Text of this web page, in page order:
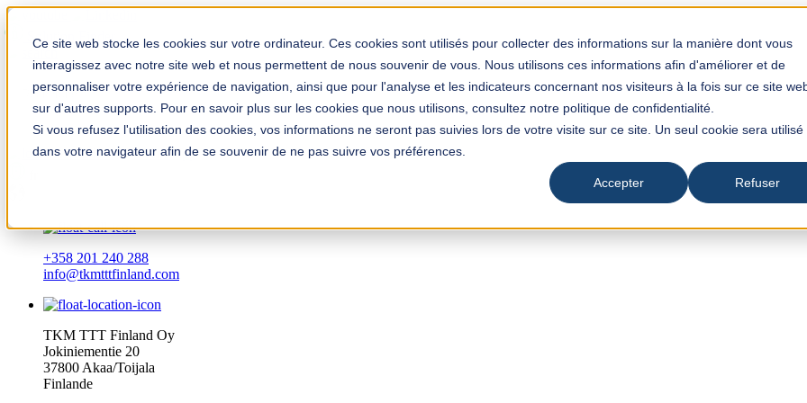
Ce site web stocke les cookies sur votre ordinateur. Ces cookies sont utilisés pour collecter des informations sur la manière dont vous
interagissez avec notre site web et nous permettent de nous souvenir de vous. Nous utilisons ces informations afin d'améliorer et de
personnaliser votre expérience de navigation, ainsi que pour l'analyse et les indicateurs concernant nos visiteurs à la fois sur ce site
sur d'autres supports. Pour en savoir plus sur les cookies que nous utilisons, consultez notre politique de confidentialité.
Si vous refusez l'utilisation des cookies, vos informations ne seront pas suivies lors de votre visite sur ce site. Un seul cookie sera utilisé
dans votre navigateur afin de se souvenir de ne pas suivre vos préférences.
Accepter Refuser
Solution Finder
TKM App
+358 201 240 288
info@tkmtttfinland.com
TKM TTT Finland Oy
Jokiniementie 20
37800 Akaa/Toijala
Finlande